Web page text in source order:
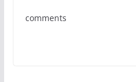
b
comments